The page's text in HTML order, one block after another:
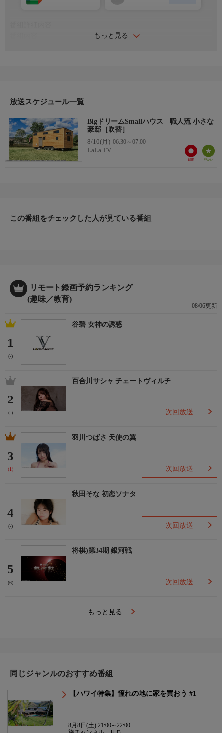
もっと見る
放送スケジュール一覧
BigドリームSmallハウス 職人流 小さな
豪邸［吹替］
8/10(月) 06:30～07:00
LaLa TV
この番組をチェックした人が見ている番組
リモート録画予約ランキング
(趣味／教育)
08/06更新
1
(-)
谷碧 女神の誘惑
2
(-)
百合川サシャ チェートヴィルチ
次回放送
3
(1)
羽川つばさ 天使の翼
次回放送
4
(-)
秋田そな 初恋ソナタ
次回放送
5
(6)
将棋)第34期 銀河戦
次回放送
もっと見る
同じジャンルのおすすめ番組
【ハワイ特集】憧れの地に家を買おう #1
8月8日(土) 21:00～22:00